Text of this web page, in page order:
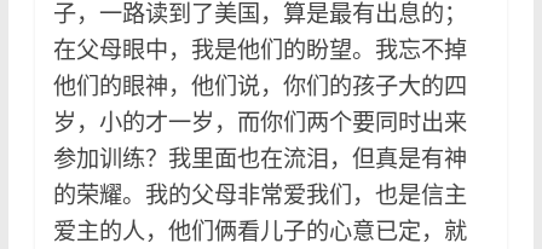
子，一路读到了美国，算是最有出息的；
在父母眼中，我是他们的盼望。我忘不掉
他们的眼神，他们说，你们的孩子大的四
岁，小的才一岁，而你们两个要同时出来
参加训练？我里面也在流泪，但真是有神
的荣耀。我的父母非常爱我们，也是信主
爱主的人，他们俩看儿子的心意已定，就